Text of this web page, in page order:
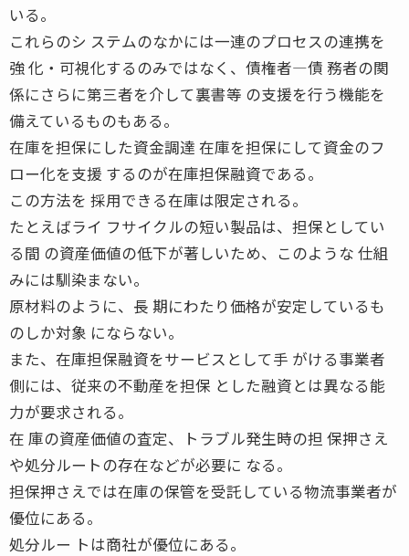
いる。
これらのシ ステムのなかには一連のプロセスの連携を
強 化・可視化するのみではなく、債権者―債 務者の関
係にさらに第三者を介して裏書等 の支援を行う機能を
備えているものもある。
在庫を担保にした資金調達 在庫を担保にして資金のフ
ロー化を支援 するのが在庫担保融資である。
この方法を 採用できる在庫は限定される。
たとえばライ フサイクルの短い製品は、担保としてい
る間 の資産価値の低下が著しいため、このような 仕組
みには馴染まない。
原材料のように、長 期にわたり価格が安定しているも
のしか対象 にならない。
また、在庫担保融資をサービスとして手 がける事業者
側には、従来の不動産を担保 とした融資とは異なる能
力が要求される。
在 庫の資産価値の査定、トラブル発生時の担 保押さえ
や処分ルートの存在などが必要に なる。
担保押さえでは在庫の保管を受託している物流事業者が
優位にある。
処分ルー トは商社が優位にある。